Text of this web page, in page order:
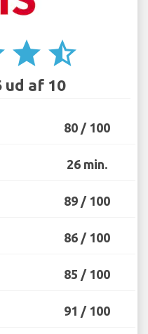
star star_half
ud af 10
80 / 100
26 min.
89 / 100
86 / 100
85 / 100
91 / 100